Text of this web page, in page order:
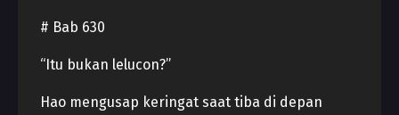
# Bab 630
“Itu bukan lelucon?”
Hao mengusap keringat saat tiba di depan